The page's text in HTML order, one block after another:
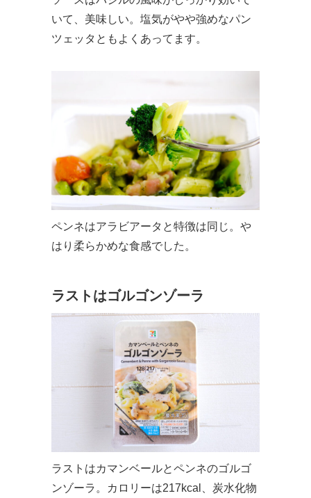
いて、美味しい。塩気がやや強めなパン
ツェッタともよくあってます。
ペンネはアラビアータと特徴は同じ。や
はり柔らかめな食感でした。
ラストはゴルゴンゾーラ
ラストはカマンベールとペンネのゴルゴ
ンゾーラ。カロリーは217kcal、炭水化物